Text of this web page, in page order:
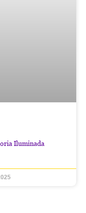
Iluminada